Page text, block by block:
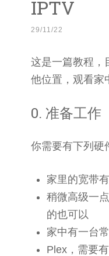
IPTV
29/11/22
这是一篇教程，
他位置，观看家
0. 准备工作
你需要有下列硬
家里的宽带
稍微高级一
的也可以
家中有一台
Plex，需要